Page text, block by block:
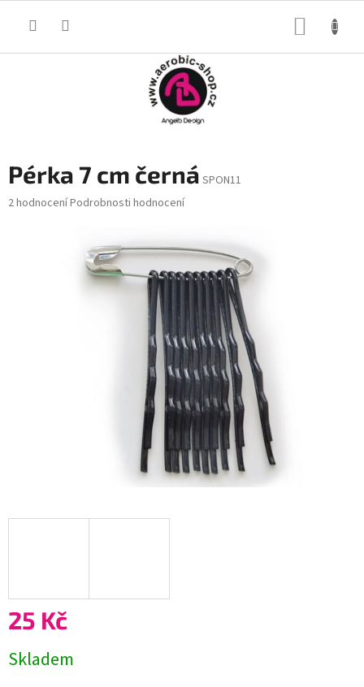
Pérka 7 cm černá SPON11
Průměrné
2 hodnoceníPodrobnosti hodnocení
25 Kč
cena:
Skladem